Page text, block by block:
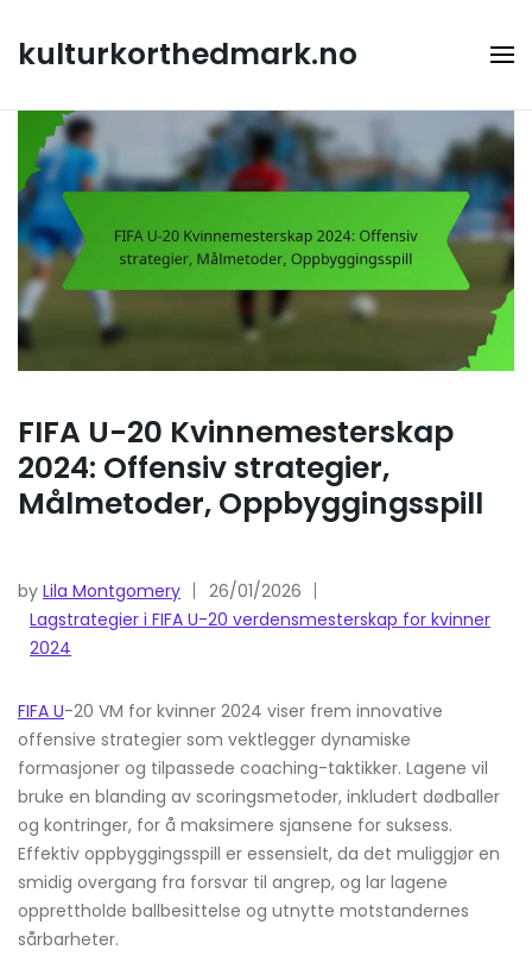
content
kulturkorthedmark.no
FIFA U-20 Kvinnemesterskap
2024: Offensiv strategier,
Målmetoder, Oppbyggingsspill
by Lila Montgomery
26/01/2026
Lagstrategier i FIFA U-20 verdensmesterskap for kvinner
2024
FIFA U-20 VM for kvinner 2024 viser frem innovative
offensive strategier som vektlegger dynamiske
formasjoner og tilpassede coaching-taktikker. Lagene vil
bruke en blanding av scoringsmetoder, inkludert dødballer
og kontringer, for å maksimere sjansene for suksess.
Effektiv oppbyggingsspill er essensielt, da det muliggjør en
smidig overgang fra forsvar til angrep, og lar lagene
opprettholde ballbesittelse og utnytte motstandernes
sårbarheter.